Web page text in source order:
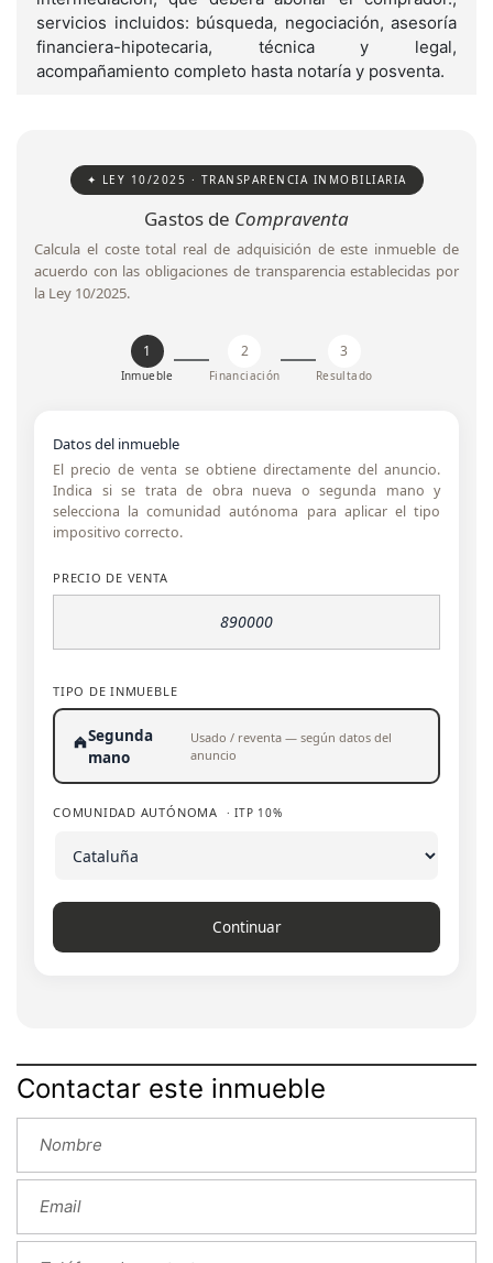
servicios incluidos: búsqueda, negociación, asesoría
financiera-hipotecaria, técnica y legal,
acompañamiento completo hasta notaría y posventa.
✦ LEY 10/2025 · TRANSPARENCIA INMOBILIARIA
Gastos de Compraventa
Calcula el coste total real de adquisición de este inmueble de
acuerdo con las obligaciones de transparencia establecidas por
la Ley 10/2025.
1
Inmueble
2
Financiación
3
Resultado
Datos del inmueble
El precio de venta se obtiene directamente del anuncio.
Indica si se trata de obra nueva o segunda mano y
selecciona la comunidad autónoma para aplicar el tipo
impositivo correcto.
PRECIO DE VENTA
TIPO DE INMUEBLE
Segunda
mano
Usado / reventa — según datos del
anuncio
COMUNIDAD AUTÓNOMA · ITP 10%
Continuar
Contactar este inmueble